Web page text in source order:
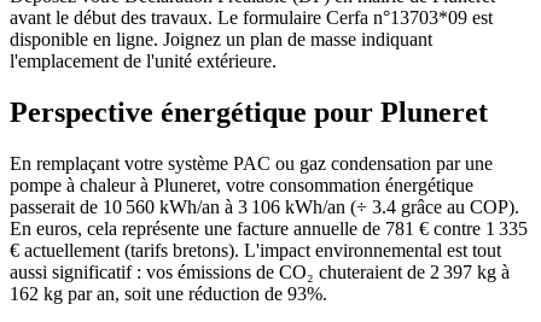
avant le début des travaux. Le formulaire Cerfa n°13703*09 est
disponible en ligne. Joignez un plan de masse indiquant
l'emplacement de l'unité extérieure.
Perspective énergétique pour Pluneret
En remplaçant votre système PAC ou gaz condensation par une
pompe à chaleur à Pluneret, votre consommation énergétique
passerait de 10 560 kWh/an à 3 106 kWh/an (÷ 3.4 grâce au COP).
En euros, cela représente une facture annuelle de 781 € contre 1 335
€ actuellement (tarifs bretons). L'impact environnemental est tout
aussi significatif : vos émissions de CO₂ chuteraient de 2 397 kg à
162 kg par an, soit une réduction de 93%.